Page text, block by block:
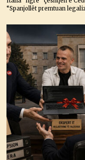
“Spanjollët premtuan